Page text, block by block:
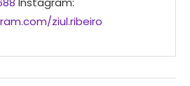
ziul.ribeiro